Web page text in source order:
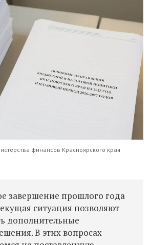
финансов Красноярского края
завершение прошлого года
ситуация позволяют
дополнительные
В этих вопросах